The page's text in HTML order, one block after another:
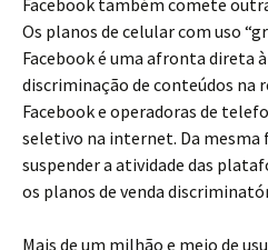
Facebook também comete
Os planos de celular com uso
Facebook é uma afronta direta
discriminação de conteúdos na
Facebook e operadoras de
seletivo na internet. Da mesma
suspender a atividade das
os planos de venda
Mais de um milhão e meio de